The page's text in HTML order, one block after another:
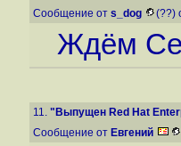
Сообщение от s_dog (??)
Ждём
11. "Выпущен Red Hat
Сообщение от Евгений